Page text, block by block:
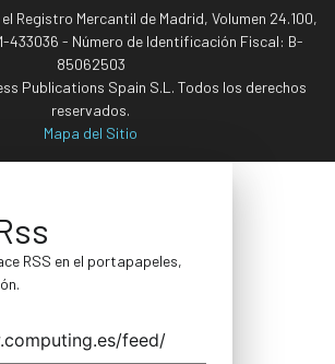
Registro Mercantil de Madrid, Volumen 24.100,
433036 - Número de Identificación Fiscal: B-
85062503
Publications Spain S.L. Todos los derechos
reservados.
Mapa del Sitio
RSS en el portapapeles,